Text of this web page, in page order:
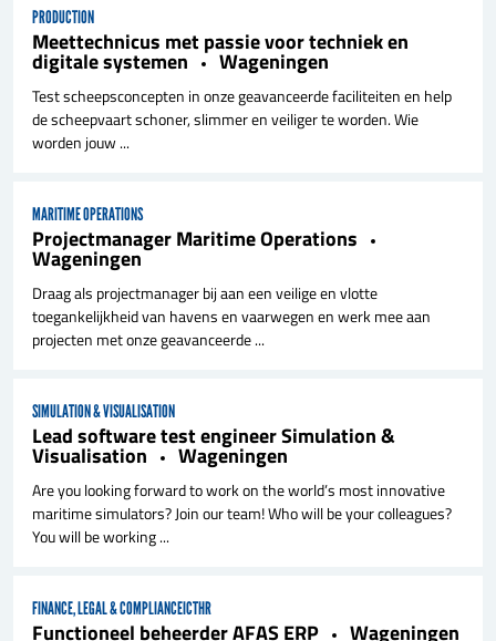
PRODUCTION
Meettechnicus met passie voor techniek en
digitale systemen Wageningen
Test scheepsconcepten in onze geavanceerde faciliteiten en help
de scheepvaart schoner, slimmer en veiliger te worden. Wie
worden jouw ...
MARITIME OPERATIONS
Projectmanager Maritime Operations
Wageningen
Draag als projectmanager bij aan een veilige en vlotte
toegankelijkheid van havens en vaarwegen en werk mee aan
projecten met onze geavanceerde ...
SIMULATION & VISUALISATION
Lead software test engineer Simulation &
Visualisation Wageningen
Are you looking forward to work on the world’s most innovative
maritime simulators? Join our team! Who will be your colleagues?
You will be working ...
FINANCE, LEGAL & COMPLIANCEICTHR
Functioneel beheerder AFAS ERP Wageningen